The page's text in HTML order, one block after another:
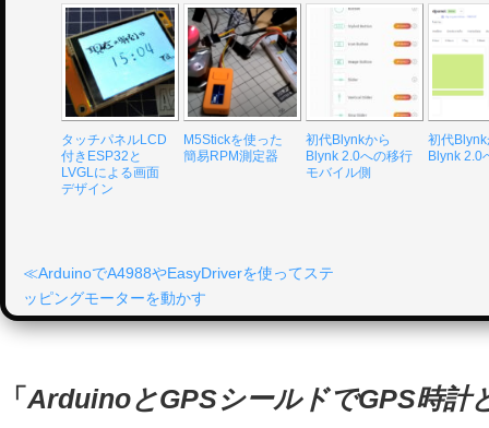
タッチパネルLCD
付きESP32と
LVGLによる画面
デザイン
M5Stickを使った
簡易RPM測定器
初代Blynkから
Blynk 2.0への移行
モバイル側
初代Blynk
Blynk 2.0
ArduinoでA4988やEasyDriverを使ってステ
ッピングモーターを動かす
「 ArduinoとGPSシールドでGPS時計